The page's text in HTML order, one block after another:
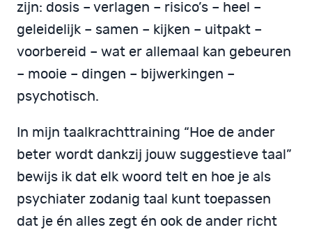
zijn: dosis – verlagen – risico’s – heel –
geleidelijk – samen – kijken – uitpakt –
voorbereid – wat er allemaal kan gebeuren
– mooie – dingen – bijwerkingen –
psychotisch.
In mijn taalkrachttraining “Hoe de ander
beter wordt dankzij jouw suggestieve taal”
bewijs ik dat elk woord telt en hoe je als
psychiater zodanig taal kunt toepassen
dat je én alles zegt én ook de ander richt